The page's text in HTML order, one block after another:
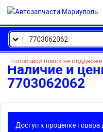
Голосовой поиск не
Наличие и
7703062062
Доступ к проценке товара